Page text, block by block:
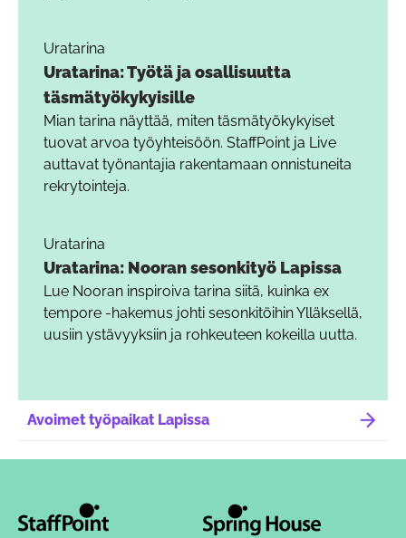
Uratarina
Uratarina: Työtä ja osallisuutta
täsmätyökykyisille
Mian tarina näyttää, miten täsmätyökykyiset
tuovat arvoa työyhteisöön. StaffPoint ja Live
auttavat työnantajia rakentamaan onnistuneita
rekrytointeja.
Uratarina
Uratarina: Nooran sesonkityö Lapissa
Lue Nooran inspiroiva tarina siitä, kuinka ex
tempore -hakemus johti sesonkitöihin Ylläksellä,
uusiin ystävyyksiin ja rohkeuteen kokeilla uutta.
Avoimet työpaikat Lapissa